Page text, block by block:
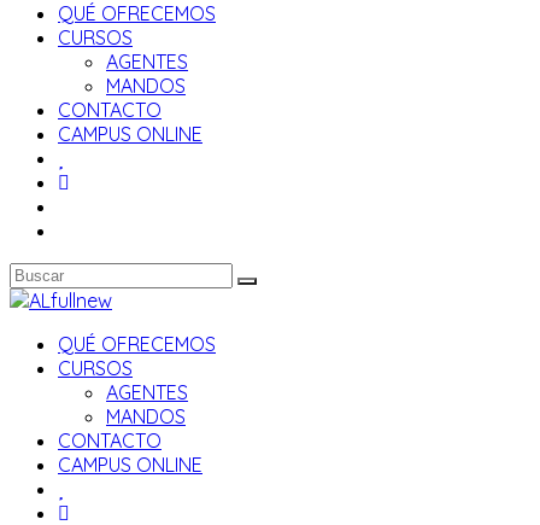
web
QUÉ OFRECEMOS
CURSOS
AGENTES
MANDOS
CONTACTO
CAMPUS ONLINE
QUÉ OFRECEMOS
CURSOS
AGENTES
MANDOS
CONTACTO
CAMPUS ONLINE